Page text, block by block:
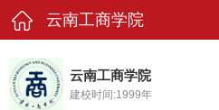
云南工商学院
云南工商学院
建校时间:1999年